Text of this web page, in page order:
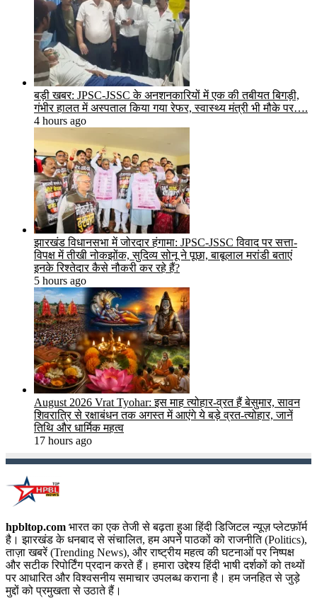
बड़ी खबर: JPSC-JSSC के अनशनकारियों में एक की तबीयत बिगड़ी,
गंभीर हालत में अस्पताल किया गया रेफर, स्वास्थ्य मंत्री भी मौके पर….
4 hours ago
झारखंड विधानसभा में जोरदार हंगामा: JPSC-JSSC विवाद पर सत्ता-
विपक्ष में तीखी नोकझोंक, सुदिव्य सोनू ने पूछा, बाबूलाल मरांडी बताएं
इनके रिश्तेदार कैसे नौकरी कर रहे हैं?
5 hours ago
August 2026 Vrat Tyohar: इस माह त्योहार-व्रत हैं बेसुमार, सावन
शिवरात्रि से रक्षाबंधन तक अगस्त में आएंगे ये बड़े व्रत-त्योहार, जानें
तिथि और धार्मिक महत्व
17 hours ago
hpbltop.com भारत का एक तेजी से बढ़ता हुआ हिंदी डिजिटल न्यूज़ प्लेटफ़ॉर्म
है। झारखंड के धनबाद से संचालित, हम अपने पाठकों को राजनीति (Politics),
ताज़ा खबरें (Trending News), और राष्ट्रीय महत्व की घटनाओं पर निष्पक्ष
और सटीक रिपोर्टिंग प्रदान करते हैं। हमारा उद्देश्य हिंदी भाषी दर्शकों को तथ्यों
पर आधारित और विश्वसनीय समाचार उपलब्ध कराना है। हम जनहित से जुड़े
मुद्दों को प्रमुखता से उठाते हैं।